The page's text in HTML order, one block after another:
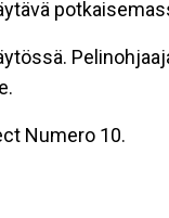
Numero 10.